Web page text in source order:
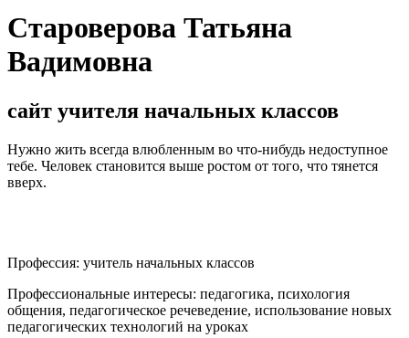
Староверова Татьяна
Вадимовна
сайт учителя начальных классов
Нужно жить всегда влюбленным во что-нибудь недоступное
тебе. Человек становится выше ростом от того, что тянется
вверх.
Профессия: учитель начальных классов
Профессиональные интересы: педагогика, психология
общения, педагогическое речеведение, использование новых
педагогических технологий на уроках